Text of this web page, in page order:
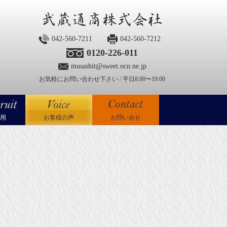
042-560-7211 042-560-7212
0120-226-011
musashit@sweet.ocn.ne.jp
お気軽にお問い合わせ下さい / 平日8:00〜19:00
お客様の声 お問い合せ